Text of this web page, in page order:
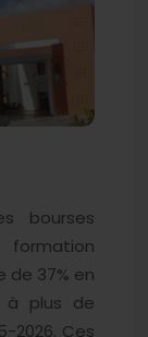
bourses
de 37% en
à plus de
2026. Ces